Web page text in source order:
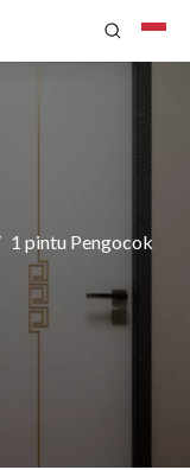
1 pintu Pengocok